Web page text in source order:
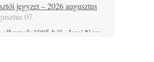
jegyzet – 2026 augusztus
07.
albumok 1985-ből - Issei Noro